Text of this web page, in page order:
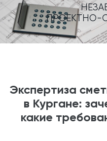
ПРОЕКТНО-
Экспертиза
в Кургане:
какие